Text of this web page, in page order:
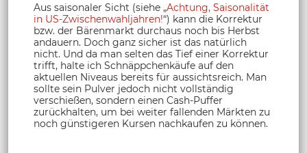
Aus saisonaler Sicht (siehe „Achtung, Saisonalität
in US-Zwischenwahljahren!“) kann die Korrektur
bzw. der Bärenmarkt durchaus noch bis Herbst
andauern. Doch ganz sicher ist das natürlich
nicht. Und da man selten das Tief einer Korrektur
trifft, halte ich Schnäppchenkäufe auf den
aktuellen Niveaus bereits für aussichtsreich. Man
sollte sein Pulver jedoch nicht vollständig
verschießen, sondern einen Cash-Puffer
zurückhalten, um bei weiter fallenden Märkten zu
noch günstigeren Kursen nachkaufen zu können.